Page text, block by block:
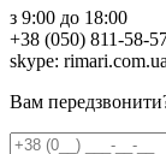
з 9:00 до 18:00
+38 (050) 811-58-
skype: rimari.com.ua
Вам